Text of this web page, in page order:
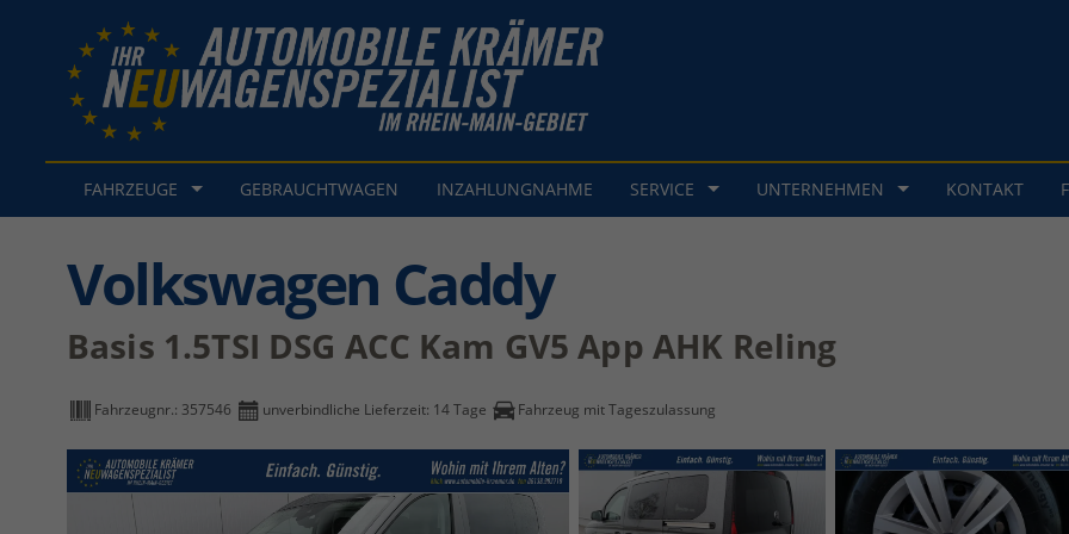
FAHRZEUGE GEBRAUCHTWAGEN INZAHLUNGNAHME SERVICE UNTERNEHMEN KONTAKT
Volkswagen Caddy
Basis 1.5TSI DSG ACC Kam GV5 App AHK Reling
Fahrzeugnr.: 357546 unverbindliche Lieferzeit: 14 Tage Fahrzeug mit Tageszulassung